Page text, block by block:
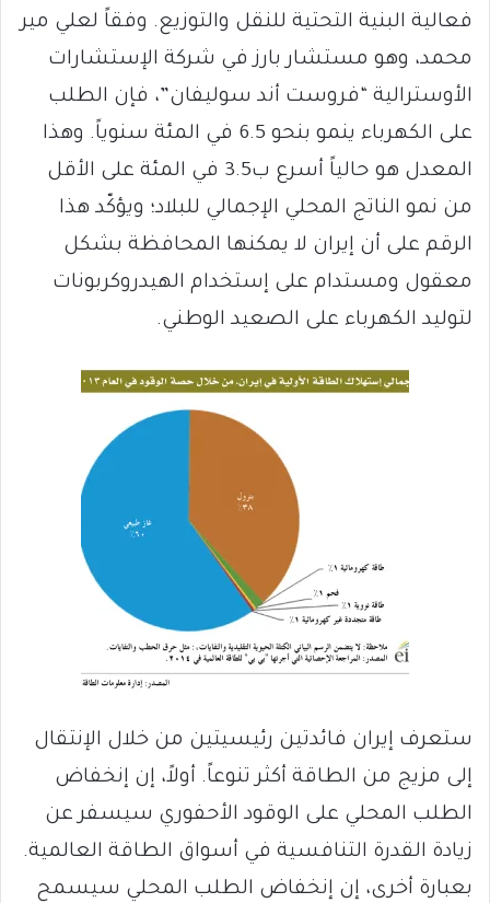
فعالية البنية التحتية للنقل والتوزيع. وفقاً لعلي مير
محمد، وهو مستشار بارز في شركة الإستشارات
الأوسترالية “فروست أند سوليفان”، فإن الطلب
على الكهرباء ينمو بنحو 6.5 في المئة سنوياً. وهذا
المعدل هو حالياً أسرع ب3.5 في المئة على الأقل
من نمو الناتج المحلي الإجمالي للبلاد؛ ويؤكّد هذا
الرقم على أن إيران لا يمكنها المحافظة بشكل
معقول ومستدام على إستخدام الهيدروكربونات
لتوليد الكهرباء على الصعيد الوطني.
ستعرف إيران فائدتين رئيسيتين من خلال الإنتقال
إلى مزيج من الطاقة أكثر تنوعاً. أولاً، إن إنخفاض
الطلب المحلي على الوقود الأحفوري سيسفر عن
زيادة القدرة التنافسية في أسواق الطاقة العالمية.
بعبارة أخرى، إن إنخفاض الطلب المحلي سيسمح